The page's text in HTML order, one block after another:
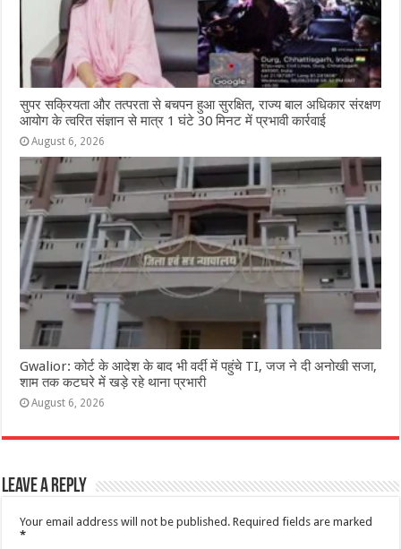
सुपर सक्रियता और तत्परता से बचपन हुआ सुरक्षित, राज्य बाल अधिकार संरक्षण
आयोग के त्वरित संज्ञान से मात्र 1 घंटे 30 मिनट में प्रभावी कार्रवाई
August 6, 2026
Gwalior: कोर्ट के आदेश के बाद भी वर्दी में पहुंचे TI, जज ने दी अनोखी सजा,
शाम तक कटघरे में खड़े रहे थाना प्रभारी
August 6, 2026
Leave a Reply
Your email address will not be published. Required fields are marked
*